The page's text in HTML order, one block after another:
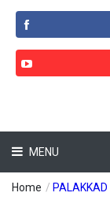
MENU
Home / PALAKKAD